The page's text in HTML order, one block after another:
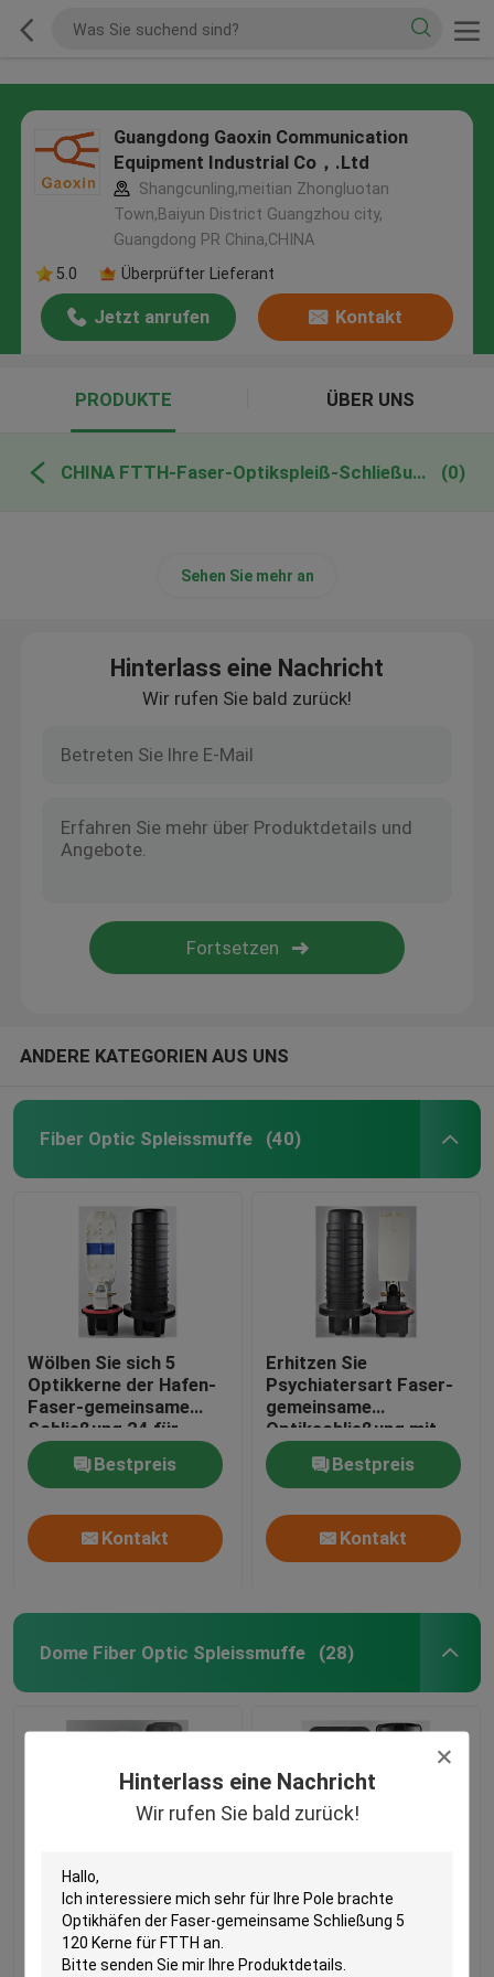
Hinterlass eine Nachricht
Wir rufen Sie bald zurück!
Guangdong Gaoxin Communication
Equipment Industrial Co，.Ltd
Shangcunling,meitian Zhongluotan
Town,Baiyun District Guangzhou city,
Guangdong PR China,CHINA
5.0
Überprüfter Lieferant
Jetzt anrufen Kontakt
PRODUKTE ÜBER UNS
CHINA FTTH-Faser-Optikspleiß-Schließung (0)
Sehen Sie mehr an
Hinterlass eine Nachricht
Wir rufen Sie bald zurück!
ANDERE KATEGORIEN AUS UNS
Fiber Optic Spleissmuffe (40)
Wölben Sie sich 5
Optikkerne der Hafen-
Faser-gemeinsame
Schließung 24 für
angebrachten den
LuftpfostenBestpreis
Kontakt
Erhitzen Sie
Psychiatersart Faser-
gemeinsame
Optikschließung mit
der Erdung von Kernen
des Gerätes 120
Bestpreis
Kontakt
Dome Fiber Optic Spleissmuffe (28)
Hauben-Faser-
Optikspleiß-
Schließung
pp. der
Haubengleitringdichtung
optischen Fasern,